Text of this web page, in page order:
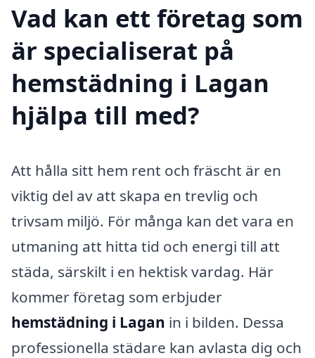
Vad kan ett företag som
är specialiserat på
hemstädning i Lagan
hjälpa till med?
Att hålla sitt hem rent och fräscht är en
viktig del av att skapa en trevlig och
trivsam miljö. För många kan det vara en
utmaning att hitta tid och energi till att
städa, särskilt i en hektisk vardag. Här
kommer företag som erbjuder
hemstädning i Lagan in i bilden. Dessa
professionella städare kan avlasta dig och